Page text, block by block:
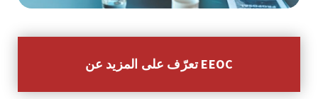
تعرّف على المزيد عن EEOC